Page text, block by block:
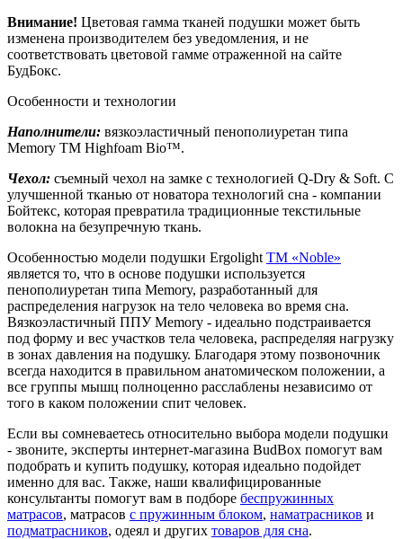
Внимание! Цветовая гамма тканей подушки может быть
изменена производителем без уведомления, и не
соответствовать цветовой гамме отраженной на сайте
БудБокс.
Особенности и технологии
Наполнители: вязкоэластичный пенополиуретан типа
Memory TM Highfoam Bio™.
Чехол: съемный чехол на замке с технологией Q-Dry & Soft. С
улучшенной тканью от новатора технологий сна - компании
Бойтекс, которая превратила традиционные текстильные
волокна на безупречную ткань.
Особенностью модели подушки Ergolight TM «Noble»
является то, что в основе подушки используется
пенополиуретан типа Memory, разработанный для
распределения нагрузок на тело человека во время сна.
Вязкоэластичный ППУ Memory - идеально подстраивается
под форму и вес участков тела человека, распределяя нагрузку
в зонах давления на подушку. Благодаря этому позвоночник
всегда находится в правильном анатомическом положении, а
все группы мышц полноценно расслаблены независимо от
того в каком положении спит человек.
Если вы сомневаетесь относительно выбора модели подушки
- звоните, эксперты интернет-магазина BudBox помогут вам
подобрать и купить подушку, которая идеально подойдет
именно для вас. Также, наши квалифицированные
консультанты помогут вам в подборе беспружинных
матрасов, матрасов с пружинным блоком, наматрасников и
подматрасников, одеял и других товаров для сна.